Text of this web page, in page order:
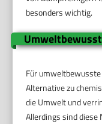
besonders wichtig.
Für
Alternative zu
die Umwelt und
Allerdings sind diese